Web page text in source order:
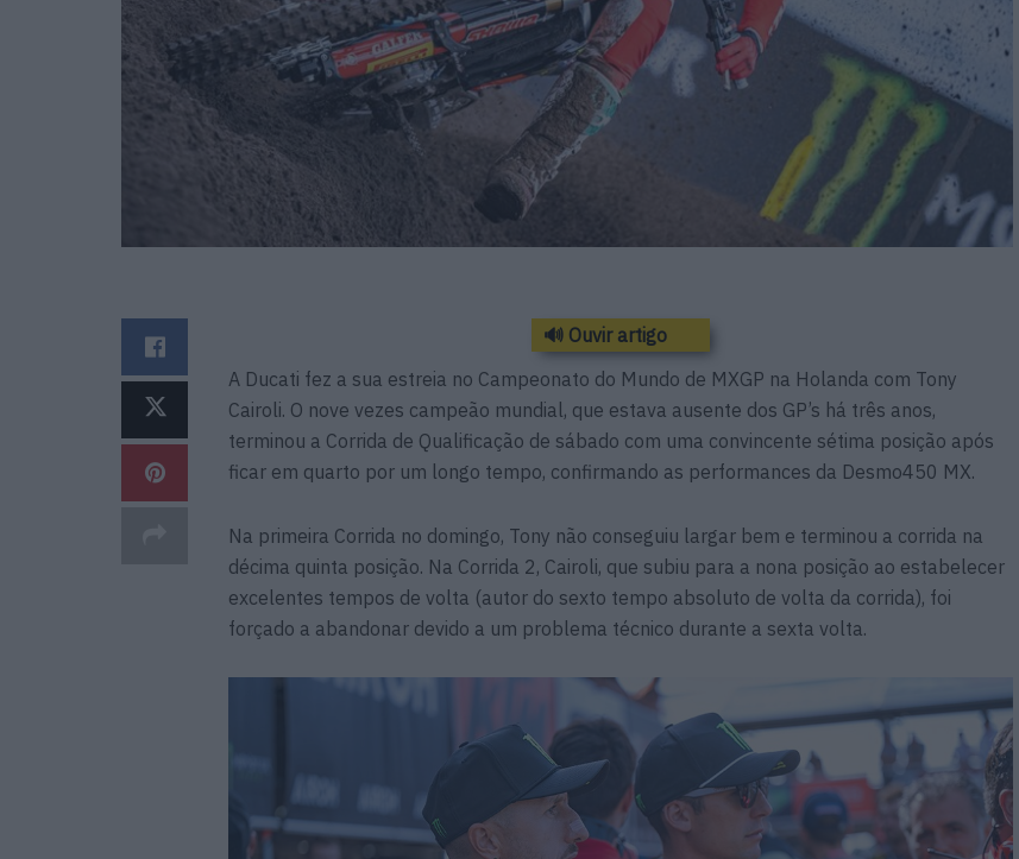
🔊 Ouvir artigo
A Ducati fez a sua estreia no Campeonato do Mundo de MXGP na Holanda com Tony
Cairoli. O nove vezes campeão mundial, que estava ausente dos GP’s há três anos,
terminou a Corrida de Qualificação de sábado com uma convincente sétima posição após
ficar em quarto por um longo tempo, confirmando as performances da Desmo450 MX.
Na primeira Corrida no domingo, Tony não conseguiu largar bem e terminou a corrida na
décima quinta posição. Na Corrida 2, Cairoli, que subiu para a nona posição ao estabelecer
excelentes tempos de volta (autor do sexto tempo absoluto de volta da corrida), foi
forçado a abandonar devido a um problema técnico durante a sexta volta.